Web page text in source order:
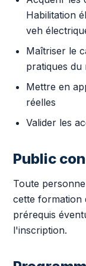
Habilitation
veh
Maîtriser le
pratiques du
Mettre en
réelles
Valider les
Public
Toute
cette formation
prérequis
l'inscription.